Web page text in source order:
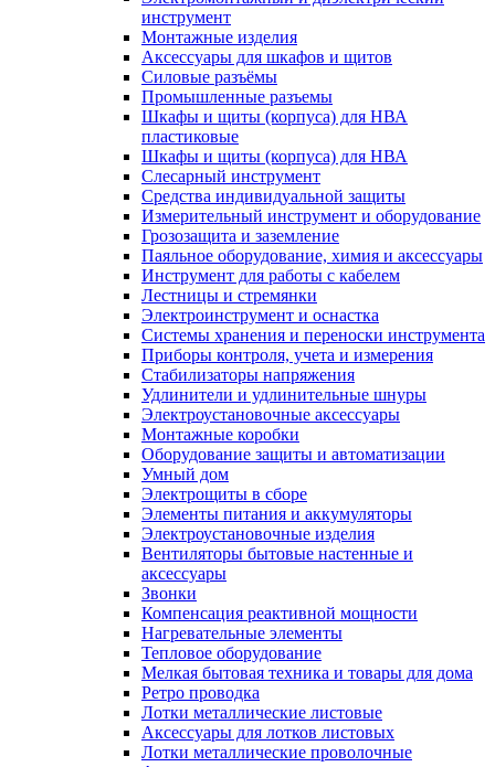
инструмент
Монтажные изделия
Аксессуары для шкафов и щитов
Силовые разъёмы
Промышленные разъемы
Шкафы и щиты (корпуса) для НВА
пластиковые
Шкафы и щиты (корпуса) для НВА
Слесарный инструмент
Средства индивидуальной защиты
Измерительный инструмент и оборудование
Грозозащита и заземление
Паяльное оборудование, химия и аксессуары
Инструмент для работы с кабелем
Лестницы и стремянки
Электроинструмент и оснастка
Системы хранения и переноски инструмента
Приборы контроля, учета и измерения
Стабилизаторы напряжения
Удлинители и удлинительные шнуры
Электроустановочные аксессуары
Монтажные коробки
Оборудование защиты и автоматизации
Умный дом
Электрощиты в сборе
Элементы питания и аккумуляторы
Электроустановочные изделия
Вентиляторы бытовые настенные и
аксессуары
Звонки
Компенсация реактивной мощности
Нагревательные элементы
Тепловое оборудование
Мелкая бытовая техника и товары для дома
Ретро проводка
Лотки металлические листовые
Аксессуары для лотков листовых
Лотки металлические проволочные